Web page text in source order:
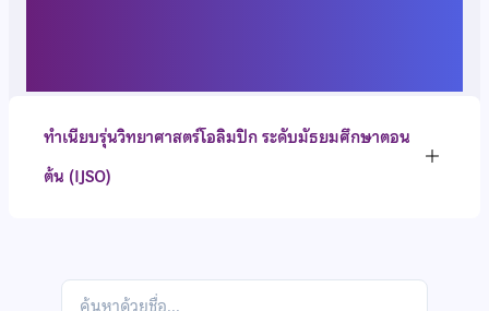
ทำเนียบรุ่นวิทยาศาสตร์โอลิมปิก ระดับมัธยมศึกษาตอน
ต้น (IJSO)
Search